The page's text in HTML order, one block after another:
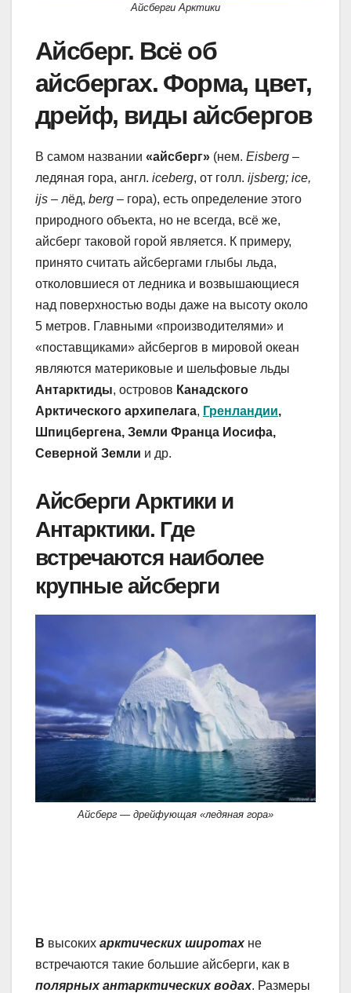
Айсберги Арктики
Айсберг. Всё об
айсбергах. Форма, цвет,
дрейф, виды айсбергов
В самом названии «айсберг» (нем. Eisberg –
ледяная гора, англ. iceberg, от голл. ijsberg; ice,
ijs – лёд, berg – гора), есть определение этого
природного объекта, но не всегда, всё же,
айсберг таковой горой является. К примеру,
принято считать айсбергами глыбы льда,
отколовшиеся от ледника и возвышающиеся
над поверхностью воды даже на высоту около
5 метров. Главными «производителями» и
«поставщиками» айсбергов в мировой океан
являются материковые и шельфовые льды
Антарктиды, островов Канадского
Арктического архипелага, Гренландии,
Шпицбергена, Земли Франца Иосифа,
Северной Земли и др.
Айсберги Арктики и
Антарктики. Где
встречаются наиболее
крупные айсберги
Айсберг — дрейфующая «ледяная гора»
В высоких арктических широтахне
встречаются такие большие айсберги, как в
полярных антарктических водах. Размеры